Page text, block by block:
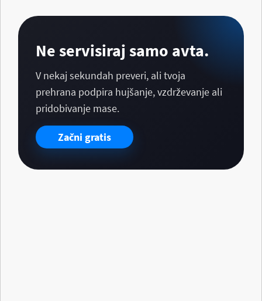
Ne servisiraj samo avta.
V nekaj sekundah preveri, ali tvoja
prehrana podpira hujšanje, vzdrževanje ali
pridobivanje mase.
Začni gratis